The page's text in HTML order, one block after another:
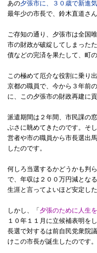
あの夕張市に、３０歳で新進
最年少の市長で、鈴木直道さ
ご存知の通り、夕張市は全国
市の財政が破綻してしまった
債などの完済を果たして、町
この極めて厄介な役割に乗り
京都の職員で、今から３年前
に、この夕張市の財政再建に
派遣期間は２年間、市民課の
ぶさに眺めてきたのです。そ
営者や市の職員から市長選出
したのです。
何しろ当選するかどうかも判
で、年収は２００万円減とな
生涯と言ってよいほど安定し
しかし、「 夕張のために人生
１０年１１月に立候補表明を
長選で対するは前自民党衆院
けこの市長が誕生したのです。